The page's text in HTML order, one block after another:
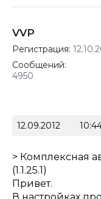
VVP
Регистрация:
Сообщений:
4950
12.09.2012
> Комплексная
(1.1.25.1)
Привет.